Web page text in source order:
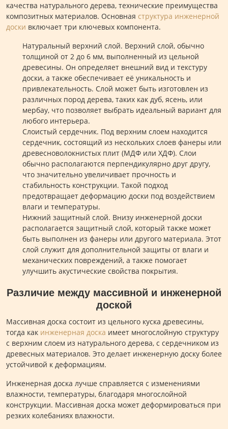
качества натурального дерева, технические преимущества
композитных материалов. Основная структура инженерной
доски включает три ключевых компонента.
Натуральный верхний слой. Верхний слой, обычно
толщиной от 2 до 6 мм, выполненный из цельной
древесины. Он определяет внешний вид и текстуру
доски, а также обеспечивает её уникальность и
привлекательность. Слой может быть изготовлен из
различных пород дерева, таких как дуб, ясень, или
мербау, что позволяет выбрать идеальный вариант для
любого интерьера.
Слоистый сердечник. Под верхним слоем находится
сердечник, состоящий из нескольких слоев фанеры или
древесноволокнистых плит (МДФ или ХДФ). Слои
обычно располагаются перпендикулярно друг другу,
что значительно увеличивает прочность и
стабильность конструкции. Такой подход
предотвращает деформацию доски под воздействием
влаги и температуры.
Нижний защитный слой. Внизу инженерной доски
располагается защитный слой, который также может
быть выполнен из фанеры или другого материала. Этот
слой служит для дополнительной защиты от влаги и
механических повреждений, а также помогает
улучшить акустические свойства покрытия.
Различие между массивной и инженерной
доской
Массивная доска состоит из цельного куска древесины,
тогда как инженерная доска имеет многослойную структуру
с верхним слоем из натурального дерева, с сердечником из
древесных материалов. Это делает инженерную доску более
устойчивой к деформациям.
Инженерная доска лучше справляется с изменениями
влажности, температуры, благодаря многослойной
конструкции. Массивная доска может деформироваться при
резких колебаниях влажности.